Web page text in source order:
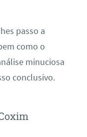
passo a
como o
minuciosa
conclusivo.